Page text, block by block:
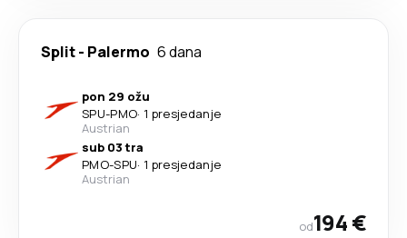
Split- Palermo 6 dana
pon 29 ožu
SPU-PMO· 1 presjedanje
Austrian
sub 03 tra
PMO-SPU· 1 presjedanje
Austrian
od194 €